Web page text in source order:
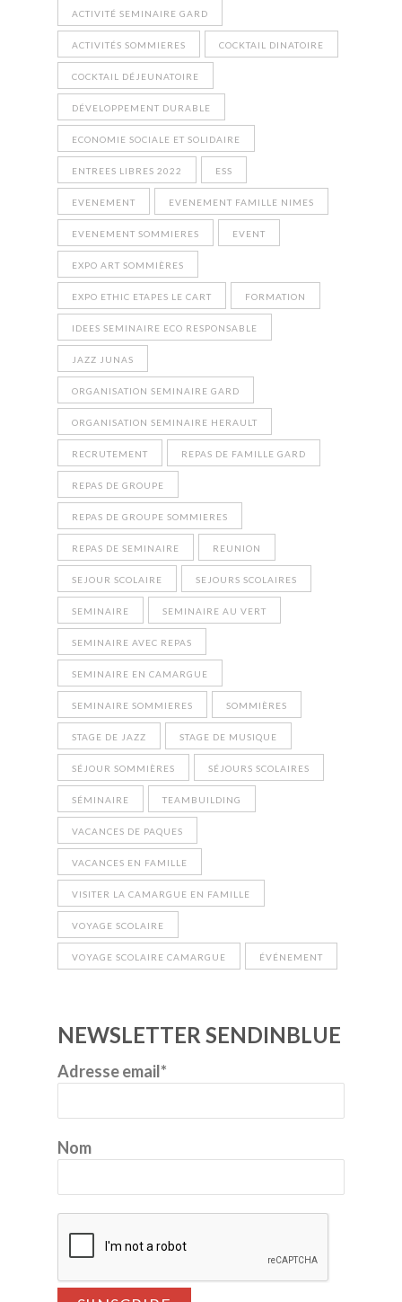
ACTIVITÉ SEMINAIRE GARD
ACTIVITÉS SOMMIERES COCKTAIL DINATOIRE
COCKTAIL DÉJEUNATOIRE
DÉVELOPPEMENT DURABLE
ECONOMIE SOCIALE ET SOLIDAIRE
ENTREES LIBRES 2022 ESS
EVENEMENT EVENEMENT FAMILLE NIMES
EVENEMENT SOMMIERES EVENT
EXPO ART SOMMIÈRES
EXPO ETHIC ETAPES LE CART FORMATION
IDEES SEMINAIRE ECO RESPONSABLE
JAZZ JUNAS
ORGANISATION SEMINAIRE GARD
ORGANISATION SEMINAIRE HERAULT
RECRUTEMENT REPAS DE FAMILLE GARD
REPAS DE GROUPE
REPAS DE GROUPE SOMMIERES
REPAS DE SEMINAIRE REUNION
SEJOUR SCOLAIRE SEJOURS SCOLAIRES
SEMINAIRE SEMINAIRE AU VERT
SEMINAIRE AVEC REPAS
SEMINAIRE EN CAMARGUE
SEMINAIRE SOMMIERES SOMMIÈRES
STAGE DE JAZZ STAGE DE MUSIQUE
SÉJOUR SOMMIÈRES SÉJOURS SCOLAIRES
SÉMINAIRE TEAMBUILDING
VACANCES DE PAQUES
VACANCES EN FAMILLE
VISITER LA CAMARGUE EN FAMILLE
VOYAGE SCOLAIRE
VOYAGE SCOLAIRE CAMARGUE ÉVÉNEMENT
NEWSLETTER SENDINBLUE
Adresse email*
Nom